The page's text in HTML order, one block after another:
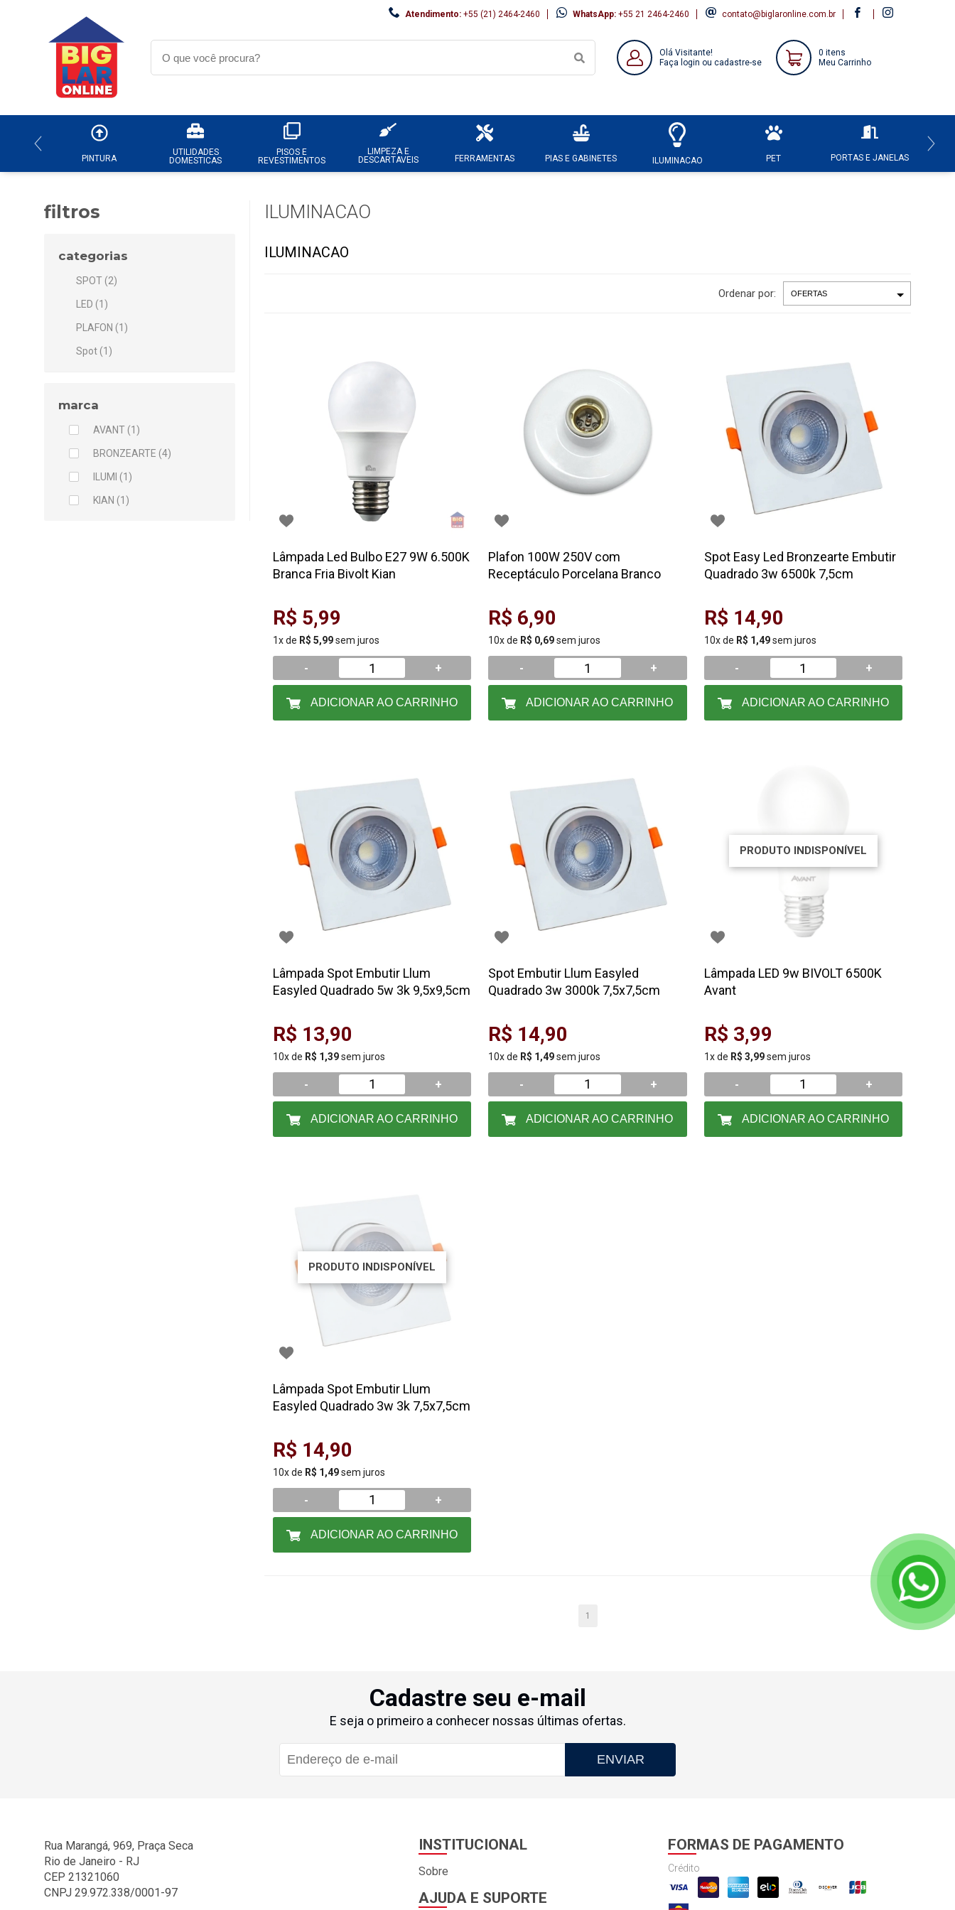
Atendimento: +55 (21) 2464-2460 WhatsApp: +55 21 2464-2460 contato@biglaronline.com.br
Olá Visitante!
Faça login ou cadastre-se
0 itens
Meu Carrinho
PINTURA
UTILIDADES
DOMESTICAS
PISOS E
REVESTIMENTOS
LIMPEZA E
DESCARTAVEIS
FERRAMENTAS PIAS E GABINETES ILUMINACAO PET PORTAS E JANELAS
filtros
categorias
SPOT (2)
LED (1)
PLAFON (1)
Spot (1)
marca
AVANT (1)
BRONZEARTE (4)
ILUMI (1)
KIAN (1)
ILUMINACAO
ILUMINACAO
Ordenar por:
Lâmpada Led Bulbo E27 9W 6.500K
Branca Fria Bivolt Kian
R$ 5,99
1x de R$ 5,99sem juros
- +
ADICIONAR AO CARRINHO
Plafon 100W 250V com
Receptáculo Porcelana Branco
R$ 6,90
10x de R$ 0,69sem juros
- +
ADICIONAR AO CARRINHO
Spot Easy Led Bronzearte Embutir
Quadrado 3w 6500k 7,5cm
R$ 14,90
10x de R$ 1,49sem juros
- +
ADICIONAR AO CARRINHO
Lâmpada Spot Embutir Llum
Easyled Quadrado 5w 3k 9,5x9,5cm
R$ 13,90
10x de R$ 1,39sem juros
- +
ADICIONAR AO CARRINHO
Spot Embutir Llum Easyled
Quadrado 3w 3000k 7,5x7,5cm
R$ 14,90
10x de R$ 1,49sem juros
- +
ADICIONAR AO CARRINHO
PRODUTO INDISPONÍVEL
Lâmpada LED 9w BIVOLT 6500K
Avant
R$ 3,99
1x de R$ 3,99sem juros
- +
ADICIONAR AO CARRINHO
PRODUTO INDISPONÍVEL
Lâmpada Spot Embutir Llum
Easyled Quadrado 3w 3k 7,5x7,5cm
R$ 14,90
10x de R$ 1,49sem juros
- +
ADICIONAR AO CARRINHO
1
Cadastre seu e-mail
E seja o primeiro a conhecer nossas últimas ofertas.
ENVIAR
Rua Marangá, 969, Praça Seca
Rio de Janeiro - RJ
CEP 21321060
CNPJ 29.972.338/0001-97
INSTITUCIONAL
Sobre
AJUDA E SUPORTE
FORMAS DE PAGAMENTO
Crédito